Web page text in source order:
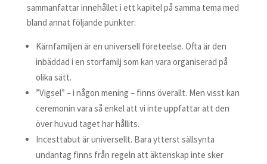
sammanfattar innehållet i ett kapitel på samma tema med
bland annat följande punkter:
Kärnfamiljen är en universell företeelse. Ofta är den
inbäddad i en storfamilj som kan vara organiserad på
olika sätt.
”Vigsel” – i någon mening – finns överallt. Men visst kan
ceremonin vara så enkel att vi inte uppfattar att den
över huvud taget har hållits.
Incesttabut är universellt. Bara ytterst sällsynta
undantag finns från regeln att äktenskap inte sker